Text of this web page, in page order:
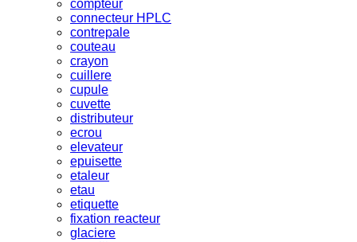
compteur
connecteur HPLC
contrepale
couteau
crayon
cuillere
cupule
cuvette
distributeur
ecrou
elevateur
epuisette
etaleur
etau
etiquette
fixation reacteur
glaciere